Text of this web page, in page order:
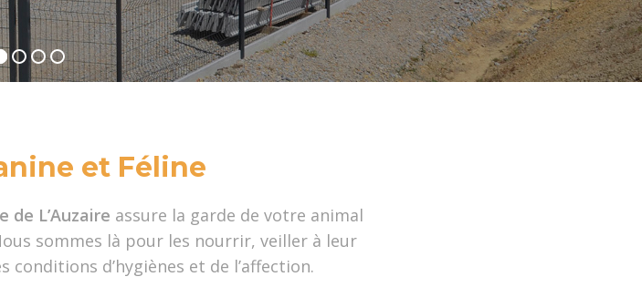
et Féline
de L’Auzaire assure la garde de votre animal
sommes là pour les nourrir, veiller à leur
d’hygiènes et de l’affection.